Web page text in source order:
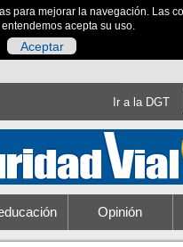
para mejorar la navegación.
acepta su uso.
Aceptar
Ir a la DGT
Opinión